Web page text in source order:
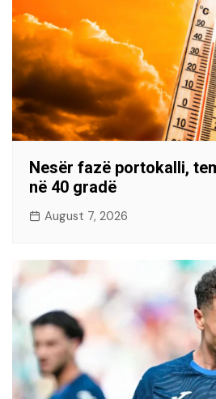
Nesër fazë portokalli,
në 40 gradë
August 7, 2026